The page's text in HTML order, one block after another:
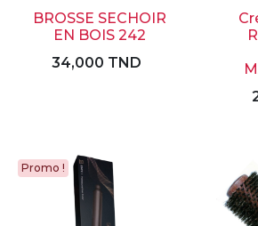
BROSSE SECHOIR
EN BOIS 242
34,000 TND
Promo !